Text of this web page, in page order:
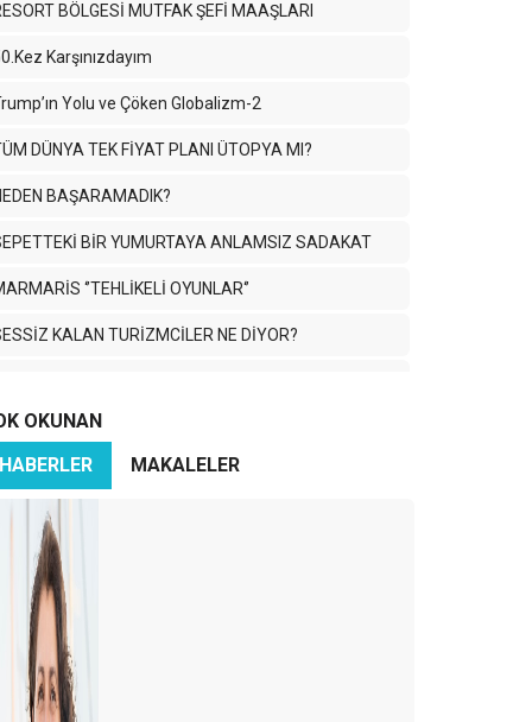
BÖLGESİ MUTFAK ŞEFİ MAAŞLARI
Karşınızdayım
Yolu ve Çöken Globalizm-2
DÜNYA TEK FİYAT PLANI ÜTOPYA MI?
BAŞARAMADIK?
BİR YUMURTAYA ANLAMSIZ SADAKAT
‘’TEHLİKELİ OYUNLAR‘’
KALAN TURİZMCİLER NE DİYOR?
Dumo ve Kaleiçi'nin Gölgeleri
ŞAPKADAN TAVŞANI KİM ÇIKARACAK?
NEREDE KALMIŞTIK
ONLINE ACENTELER DE BAŞARISIZ OLUR MU?
BENİ KATEGORİZE ETME KARDEŞİM!
PEKİ SEN NEREDEN BAKIYORSUN?
KAPADOKYA ‘’MASALSI BİR DESTİNASYON’’
OKUNAN
HABERLER
MAKALELER